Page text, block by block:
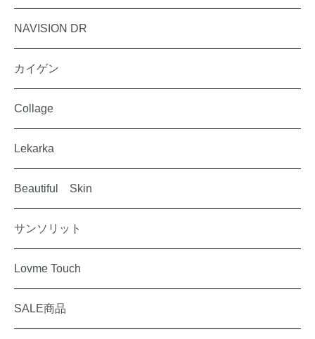
NAVISION DR
カイゲン
Collage
Lekarka
Beautiful Skin
サンソリット
Lovme Touch
SALE商品